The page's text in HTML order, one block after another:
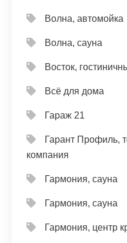
Волна, автомойка
Волна, сауна
Восток,
Всё для дома
Гараж 21
Гарант Профиль,
компания
Гармония, сауна
Гармония, сауна
Гармония, центр